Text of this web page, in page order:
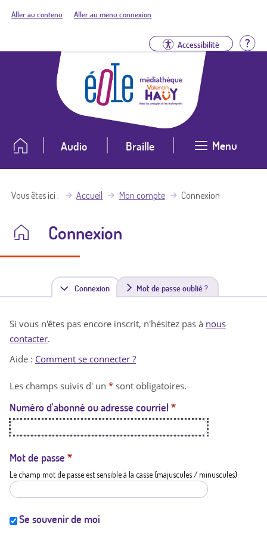
Aller au contenu Aller au menu connexion
Accessibilité
Audio Braille Menu
Vous êtes ici Accueil Mon compte Connexion
Connexion
Connexion(
n
t
a
t
i
Mot de passe oublié ?
Si vous n'êtes pas encore inscrit, n'hésitez pas à nous
contacter.
Aide : Comment se connecter ?
Les champs suivis d' un * sont obligatoires.
Numéro d'abonné ou adresse courriel *
Mot de passe *
Le champ mot de passe est sensible à la casse (majuscules / minuscules)
Se souvenir de moi